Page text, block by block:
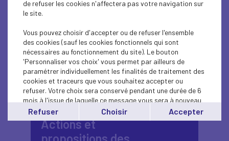
investissent, innovent et
créent de l’emploi.
Message de Patrick
Martin, président du
Medef
Actions et
de refuser les cookies n'affectera pas votre navigation sur
le site.
Vous pouvez choisir d'accepter ou de refuser l'ensemble
des cookies (sauf les cookies fonctionnels qui sont
nécessaires au fonctionnement du site). Le bouton
'Personnaliser vos choix' vous permet par ailleurs de
paramétrer individuellement les finalités de traitement des
cookies et traceurs que vous souhaitez accepter ou
refuser. Votre choix sera conservé pendant une durée de 6
mois à l'issue de laquelle ce message vous sera à nouveau
affiché..
Vous pouvez modifier votre choix à tout moment en
cliquant sur le lien'cookies'
Refuser Choisir Accepter